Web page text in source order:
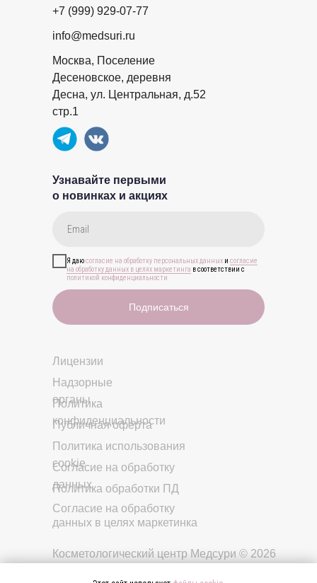
+7 (999) 929-07-77
info@medsuri.ru
Москва, Поселение
Десеновское, деревня
Десна, ул. Центральная, д.52
стр.1
Лицензии
Косметологический центр Медсури © 2026
Надзорные
органы
Политика
конфиденциальности
Cогласие на обработку
данных в целях маркетинка
Политика обработки ПД
Cогласие на обработку
данных
Политика использования
cookie
Публичная оферта
Узнавайте первыми
о новинках и акциях
Я даюсогласие на обработку персональных данных и согласие
на обработку данных в целях маркетинга в соответствии с
политикой конфиденциальности
Подписаться